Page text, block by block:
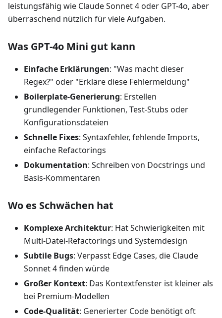
leistungsfähig wie Claude Sonnet 4 oder GPT-4o, aber
überraschend nützlich für viele Aufgaben.
Was GPT-4o Mini gut kann
Einfache Erklärungen: "Was macht dieser
Regex?" oder "Erkläre diese Fehlermeldung"
Boilerplate-Generierung: Erstellen
grundlegender Funktionen, Test-Stubs oder
Konfigurationsdateien
Schnelle Fixes: Syntaxfehler, fehlende Imports,
einfache Refactorings
Dokumentation: Schreiben von Docstrings und
Basis-Kommentaren
Wo es Schwächen hat
Komplexe Architektur: Hat Schwierigkeiten mit
Multi-Datei-Refactorings und Systemdesign
Subtile Bugs: Verpasst Edge Cases, die Claude
Sonnet 4 finden würde
Großer Kontext: Das Kontextfenster ist kleiner als
bei Premium-Modellen
Code-Qualität: Generierter Code benötigt oft